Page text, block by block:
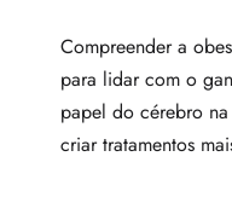
Compreender a
para lidar com o
papel do cérebro
criar tratamentos